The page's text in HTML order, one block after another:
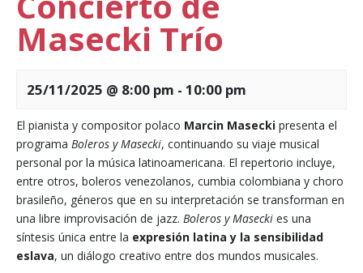
Masecki Trío
25/11/2025 @ 8:00 pm - 10:00 pm
El pianista y compositor polaco Marcin Masecki presenta el
programa Boleros y Masecki, continuando su viaje musical
personal por la música latinoamericana. El repertorio incluye,
entre otros, boleros venezolanos, cumbia colombiana y choro
brasileño, géneros que en su interpretación se transforman en
una libre improvisación de jazz. Boleros y Masecki es una
síntesis única entre la expresión latina y la sensibilidad
eslava, un diálogo creativo entre dos mundos musicales.